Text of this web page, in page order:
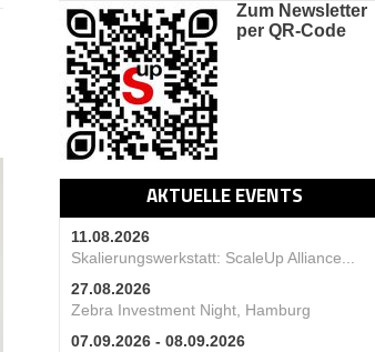
Zum Newsletter
per QR-Code
AKTUELLE EVENTS
11.08.2026
Skalierungswerkstatt: ScaleUp Alliance...
27.08.2026
Zebra Investment Night, Hamburg
07.09.2026 - 08.09.2026